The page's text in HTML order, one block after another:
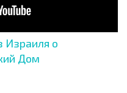
Израиля о
Дом